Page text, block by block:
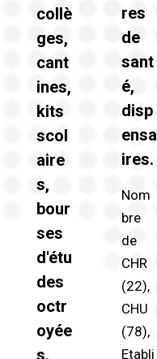
collè
ges,
cant
ines,
kits
scol
aire
s,
bour
ses
d'étu
des
octr
oyée
s.
res
de
sant
é,
disp
ensa
ires.
Nom
bre
de
CHR
(22),
CHU
(78),
Etabli